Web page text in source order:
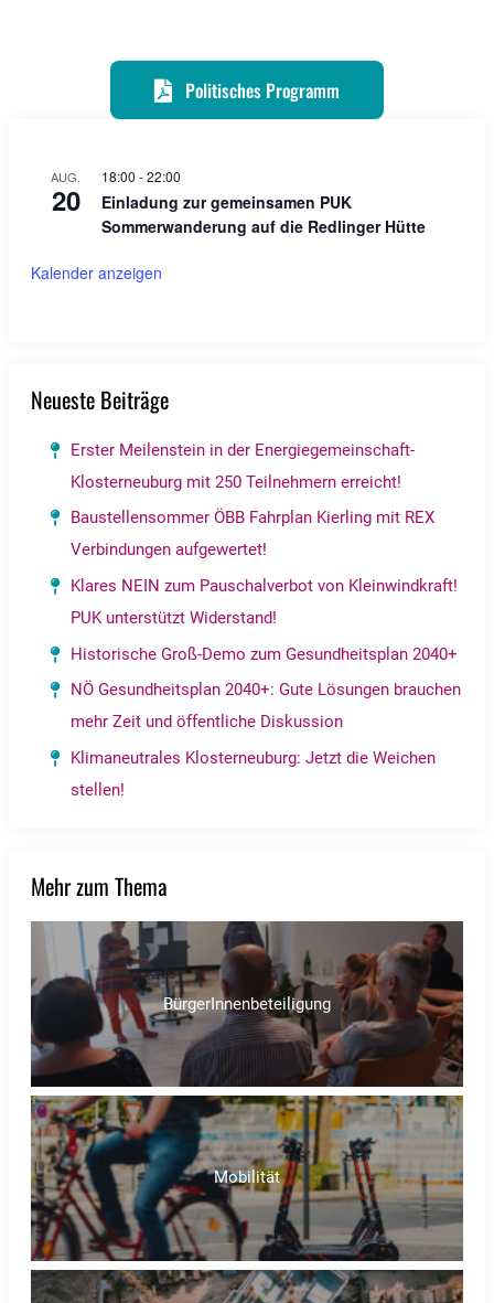
Politisches Programm
AUG.
20
18:00 -22:00
Einladung zur gemeinsamen PUK
Sommerwanderung auf die Redlinger Hütte
Kalender anzeigen
Neueste Beiträge
Erster Meilenstein in der Energiegemeinschaft-
Klosterneuburg mit 250 Teilnehmern erreicht!
Baustellensommer ÖBB Fahrplan Kierling mit REX
Verbindungen aufgewertet!
Klares NEIN zum Pauschalverbot von Kleinwindkraft!
PUK unterstützt Widerstand!
Historische Groß-Demo zum Gesundheitsplan 2040+
NÖ Gesundheitsplan 2040+: Gute Lösungen brauchen
mehr Zeit und öffentliche Diskussion
Klimaneutrales Klosterneuburg: Jetzt die Weichen
stellen!
Mehr zum Thema
BürgerInnenbeteiligung
Mobilität